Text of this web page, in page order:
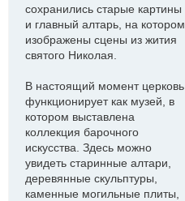
сохранились старые картины
и главный алтарь, на котором
изображены сцены из жития
святого Николая.
В настоящий момент церковь
функционирует как музей, в
котором выставлена
коллекция барочного
искусства. Здесь можно
увидеть старинные алтари,
деревянные скульптуры,
каменные могильные плиты,